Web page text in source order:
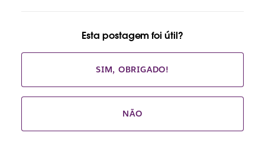
Esta postagem foi útil?
SIM, OBRIGADO!
NÃO